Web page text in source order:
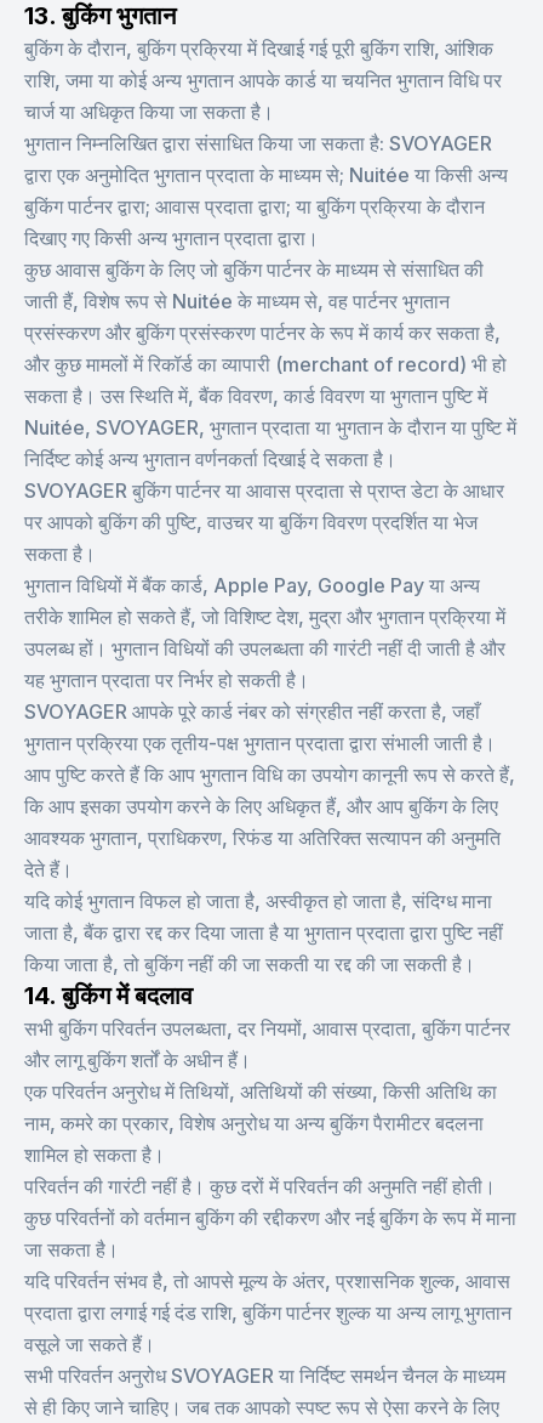
13. बुकिंग भुगतान
बुकिंग के दौरान, बुकिंग प्रक्रिया में दिखाई गई पूरी बुकिंग राशि, आंशिक
राशि, जमा या कोई अन्य भुगतान आपके कार्ड या चयनित भुगतान विधि पर
चार्ज या अधिकृत किया जा सकता है।
भुगतान निम्नलिखित द्वारा संसाधित किया जा सकता है: SVOYAGER
द्वारा एक अनुमोदित भुगतान प्रदाता के माध्यम से; Nuitée या किसी अन्य
बुकिंग पार्टनर द्वारा; आवास प्रदाता द्वारा; या बुकिंग प्रक्रिया के दौरान
दिखाए गए किसी अन्य भुगतान प्रदाता द्वारा।
कुछ आवास बुकिंग के लिए जो बुकिंग पार्टनर के माध्यम से संसाधित की
जाती हैं, विशेष रूप से Nuitée के माध्यम से, वह पार्टनर भुगतान
प्रसंस्करण और बुकिंग प्रसंस्करण पार्टनर के रूप में कार्य कर सकता है,
और कुछ मामलों में रिकॉर्ड का व्यापारी (merchant of record) भी हो
सकता है। उस स्थिति में, बैंक विवरण, कार्ड विवरण या भुगतान पुष्टि में
Nuitée, SVOYAGER, भुगतान प्रदाता या भुगतान के दौरान या पुष्टि में
निर्दिष्ट कोई अन्य भुगतान वर्णनकर्ता दिखाई दे सकता है।
SVOYAGER बुकिंग पार्टनर या आवास प्रदाता से प्राप्त डेटा के आधार
पर आपको बुकिंग की पुष्टि, वाउचर या बुकिंग विवरण प्रदर्शित या भेज
सकता है।
भुगतान विधियों में बैंक कार्ड, Apple Pay, Google Pay या अन्य
तरीके शामिल हो सकते हैं, जो विशिष्ट देश, मुद्रा और भुगतान प्रक्रिया में
उपलब्ध हों। भुगतान विधियों की उपलब्धता की गारंटी नहीं दी जाती है और
यह भुगतान प्रदाता पर निर्भर हो सकती है।
SVOYAGER आपके पूरे कार्ड नंबर को संग्रहीत नहीं करता है, जहाँ
भुगतान प्रक्रिया एक तृतीय-पक्ष भुगतान प्रदाता द्वारा संभाली जाती है।
आप पुष्टि करते हैं कि आप भुगतान विधि का उपयोग कानूनी रूप से करते हैं,
कि आप इसका उपयोग करने के लिए अधिकृत हैं, और आप बुकिंग के लिए
आवश्यक भुगतान, प्राधिकरण, रिफंड या अतिरिक्त सत्यापन की अनुमति
देते हैं।
यदि कोई भुगतान विफल हो जाता है, अस्वीकृत हो जाता है, संदिग्ध माना
जाता है, बैंक द्वारा रद्द कर दिया जाता है या भुगतान प्रदाता द्वारा पुष्टि नहीं
किया जाता है, तो बुकिंग नहीं की जा सकती या रद्द की जा सकती है।
14. बुकिंग में बदलाव
सभी बुकिंग परिवर्तन उपलब्धता, दर नियमों, आवास प्रदाता, बुकिंग पार्टनर
और लागू बुकिंग शर्तों के अधीन हैं।
एक परिवर्तन अनुरोध में तिथियों, अतिथियों की संख्या, किसी अतिथि का
नाम, कमरे का प्रकार, विशेष अनुरोध या अन्य बुकिंग पैरामीटर बदलना
शामिल हो सकता है।
परिवर्तन की गारंटी नहीं है। कुछ दरों में परिवर्तन की अनुमति नहीं होती।
कुछ परिवर्तनों को वर्तमान बुकिंग की रद्दीकरण और नई बुकिंग के रूप में माना
जा सकता है।
यदि परिवर्तन संभव है, तो आपसे मूल्य के अंतर, प्रशासनिक शुल्क, आवास
प्रदाता द्वारा लगाई गई दंड राशि, बुकिंग पार्टनर शुल्क या अन्य लागू भुगतान
वसूले जा सकते हैं।
सभी परिवर्तन अनुरोध SVOYAGER या निर्दिष्ट समर्थन चैनल के माध्यम
से ही किए जाने चाहिए। जब तक आपको स्पष्ट रूप से ऐसा करने के लिए